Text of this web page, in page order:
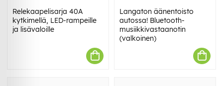
Relekaapelisarja 40A
kytkimellä, LED-rampeille
ja lisävaloille
Langaton äänentoisto
autossa! Bluetooth-
musiikkivastaanotin
(valkoinen)